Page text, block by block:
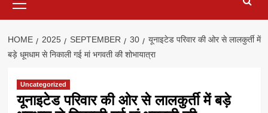
Menu
HOME 2025 SEPTEMBER 30
यूनाइटेड परिवार की ओर से लालकुर्ती में
बड़े धूमधाम से निकाली गई मां भगवती की शोभायात्रा
Uncategorized
यूनाइटेड परिवार की ओर से लालकुर्ती में बड़े